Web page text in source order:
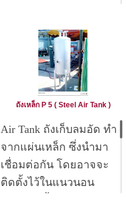
หรือ “เครื่องกรองสนิม
เหล็ก” ถังกรองเหล็กใช้
สำหรับกรองสนิมเหล็กที่
ไม่ละลายน้ำออก โดยใช้
สารกรองแมงกานีสเป็น
อีกที เพื่อให้เกิดน้ำที่ใส
เพราะปกติน้ำบาดาลที่
ขุดขึ้นมาใหม่ๆ จะใส
ไม่มีสี พอทิ้งไว้สักระยะ
ถังเหล็ก P 5 ( Steel Air Tank )
Air Tank ถังเก็บลมอัด ทำ
จากแผ่นเหล็ก ซึ่งนำมา
เชื่อมต่อกัน โดยอาจจะ
ติดตั้งไว้ในแนวนอน